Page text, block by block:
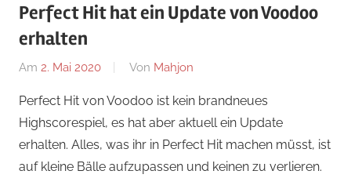
Perfect Hit hat ein Update von Voodoo
erhalten
Am 2. Mai 2020 Von Mahjon
Spiele,
Arcade-
Spiele,
iPad,
Perfect Hit von Voodoo ist kein brandneues
Highscorespiel, es hat aber aktuell ein Update
erhalten. Alles, was ihr in Perfect Hit machen müsst, ist
auf kleine Bälle aufzupassen und keinen zu verlieren.